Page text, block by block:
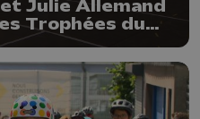
Julie Allemand
Trophées du
de Liège